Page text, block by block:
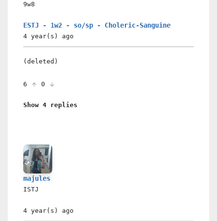
9w8
ESTJ - 1w2 - so/sp - Choleric-Sanguine
4 year(s) ago
(deleted)
6 0
Show 4 replies
majules
ISTJ
4 year(s) ago